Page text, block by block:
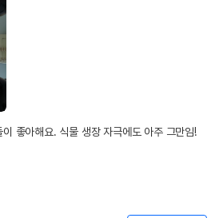
좋아해요. 식물 생장 자극에도 아주 그만임!